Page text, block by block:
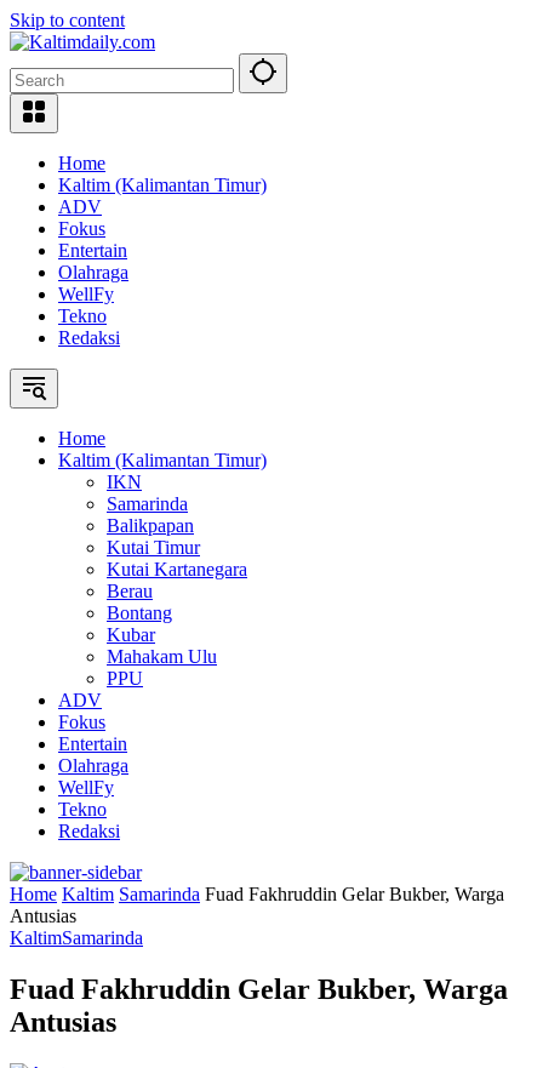
Skip to content
Home
Kaltim (Kalimantan Timur)
ADV
Fokus
Entertain
Olahraga
WellFy
Tekno
Redaksi
Home
Kaltim (Kalimantan Timur)
IKN
Samarinda
Balikpapan
Kutai Timur
Kutai Kartanegara
Berau
Bontang
Kubar
Mahakam Ulu
PPU
ADV
Fokus
Entertain
Olahraga
WellFy
Tekno
Redaksi
Home Kaltim Samarinda Fuad Fakhruddin Gelar Bukber, Warga
Antusias
KaltimSamarinda
Fuad Fakhruddin Gelar Bukber, Warga
Antusias